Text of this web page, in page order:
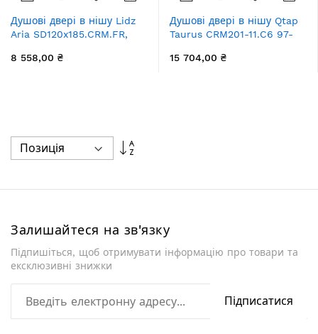
Душові двері в нішу Lidz
Aria SD120x185.CRM.FR,
8 558,00 ₴
Душові двері в нішу Qtap
Taurus CRM201-11.C6 97-
мм, покриття CalcLess
15 704,00 ₴
Сортувати
Залишайтеся на зв'язку
Підпишіться, щоб отримувати інформацію про товари та
ексклюзивні знижки
Підписатися